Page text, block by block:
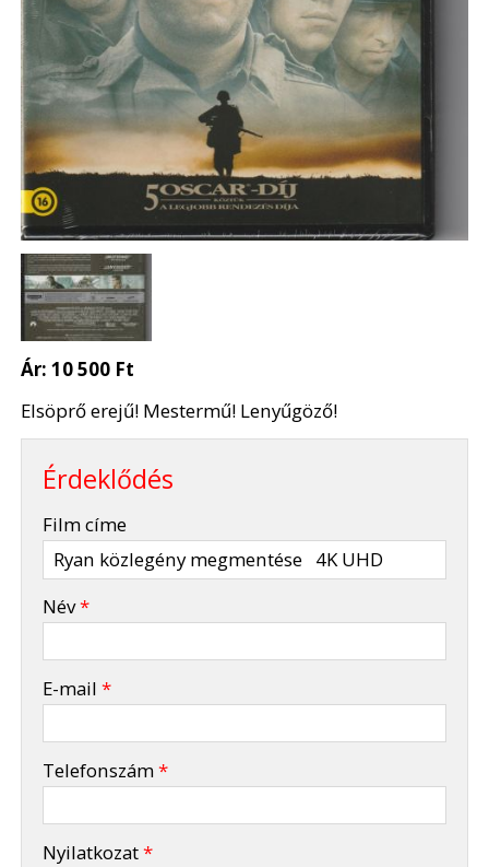
Ár:10 500 Ft
Elsöprő erejű! Mestermű! Lenyűgöző!
Érdeklődés
Film címe
Név*
E-mail*
Telefonszám*
Nyilatkozat*